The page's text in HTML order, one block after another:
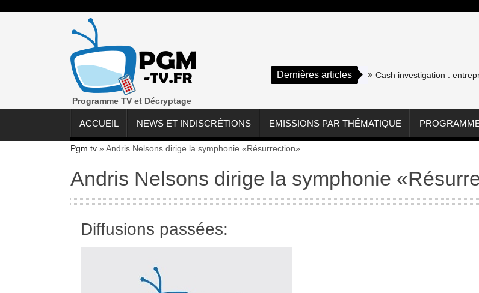
Programme TV et Décryptage
Dernières articles Cash investigation :
ACCUEIL NEWS ET INDISCRÉTIONS EMISSIONS PAR THÉMATIQUE
Pgm tv » Andris Nelsons dirige la symphonie «Résurrection»
Andris Nelsons dirige la symphonie
Diffusions passées: